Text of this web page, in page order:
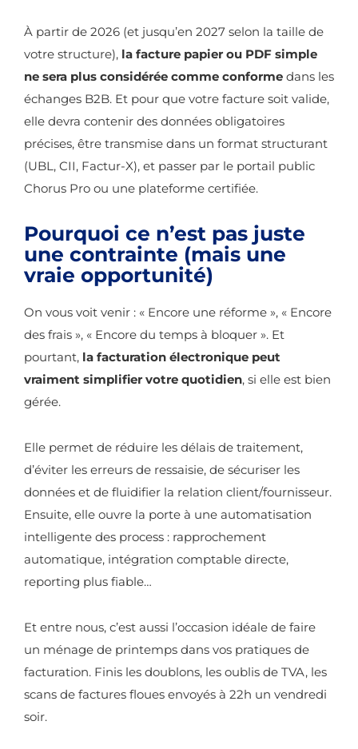
À partir de 2026 (et jusqu’en 2027 selon la taille de
votre structure), la facture papier ou PDF simple
ne sera plus considérée comme conforme dans les
échanges B2B. Et pour que votre facture soit valide,
elle devra contenir des données obligatoires
précises, être transmise dans un format structurant
(UBL, CII, Factur-X), et passer par le portail public
Chorus Pro ou une plateforme certifiée.
Pourquoi ce n’est pas juste
une contrainte (mais une
vraie opportunité)
On vous voit venir : « Encore une réforme », « Encore
des frais », « Encore du temps à bloquer ». Et
pourtant, la facturation électronique peut
vraiment simplifier votre quotidien, si elle est bien
gérée.
Elle permet de réduire les délais de traitement,
d’éviter les erreurs de ressaisie, de sécuriser les
données et de fluidifier la relation client/fournisseur.
Ensuite, elle ouvre la porte à une automatisation
intelligente des process : rapprochement
automatique, intégration comptable directe,
reporting plus fiable…
Et entre nous, c’est aussi l’occasion idéale de faire
un ménage de printemps dans vos pratiques de
facturation. Finis les doublons, les oublis de TVA, les
scans de factures floues envoyés à 22h un vendredi
soir.